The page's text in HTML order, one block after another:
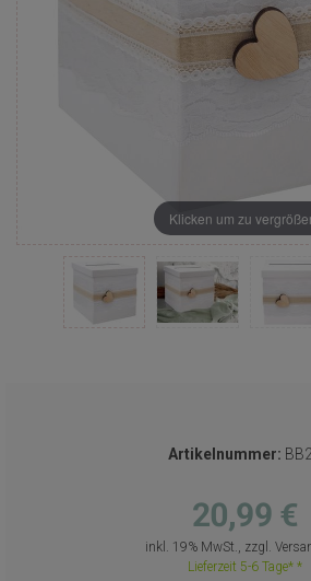
Klicken um zu
Artikelnummer:
20,99 €
inkl. 19% MwSt., zzgl.
Lieferzeit 5-6 Tage*